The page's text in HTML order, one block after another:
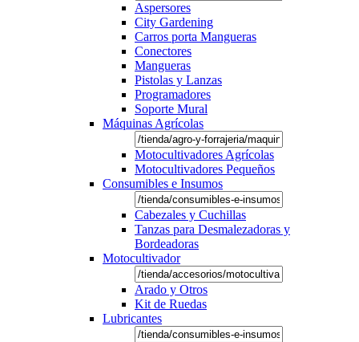
Aspersores
City Gardening
Carros porta Mangueras
Conectores
Mangueras
Pistolas y Lanzas
Programadores
Soporte Mural
Máquinas Agrícolas
Motocultivadores Agrícolas
Motocultivadores Pequeños
Consumibles e Insumos
Cabezales y Cuchillas
Tanzas para Desmalezadoras y
Bordeadoras
Motocultivador
Arado y Otros
Kit de Ruedas
Lubricantes